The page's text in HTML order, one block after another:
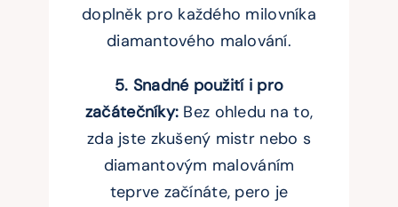
doplněk pro každého milovníka
diamantového malování.
5. Snadné použití i pro
začátečníky: Bez ohledu na to,
zda jste zkušený mistr nebo s
diamantovým malováním
teprve začínáte, pero je